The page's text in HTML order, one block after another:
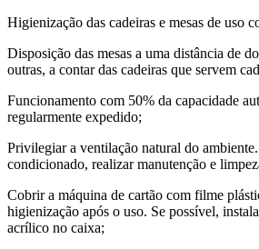
Higienização das cadeiras e mesas de uso
Disposição das mesas a uma distância de
outras, a contar das cadeiras que servem
Funcionamento com 50% da capacidade
regularmente expedido;
Privilegiar a ventilação natural do
condicionado, realizar manutenção e
Cobrir a máquina de cartão com filme
higienização após o uso. Se possível,
acrílico no caixa;